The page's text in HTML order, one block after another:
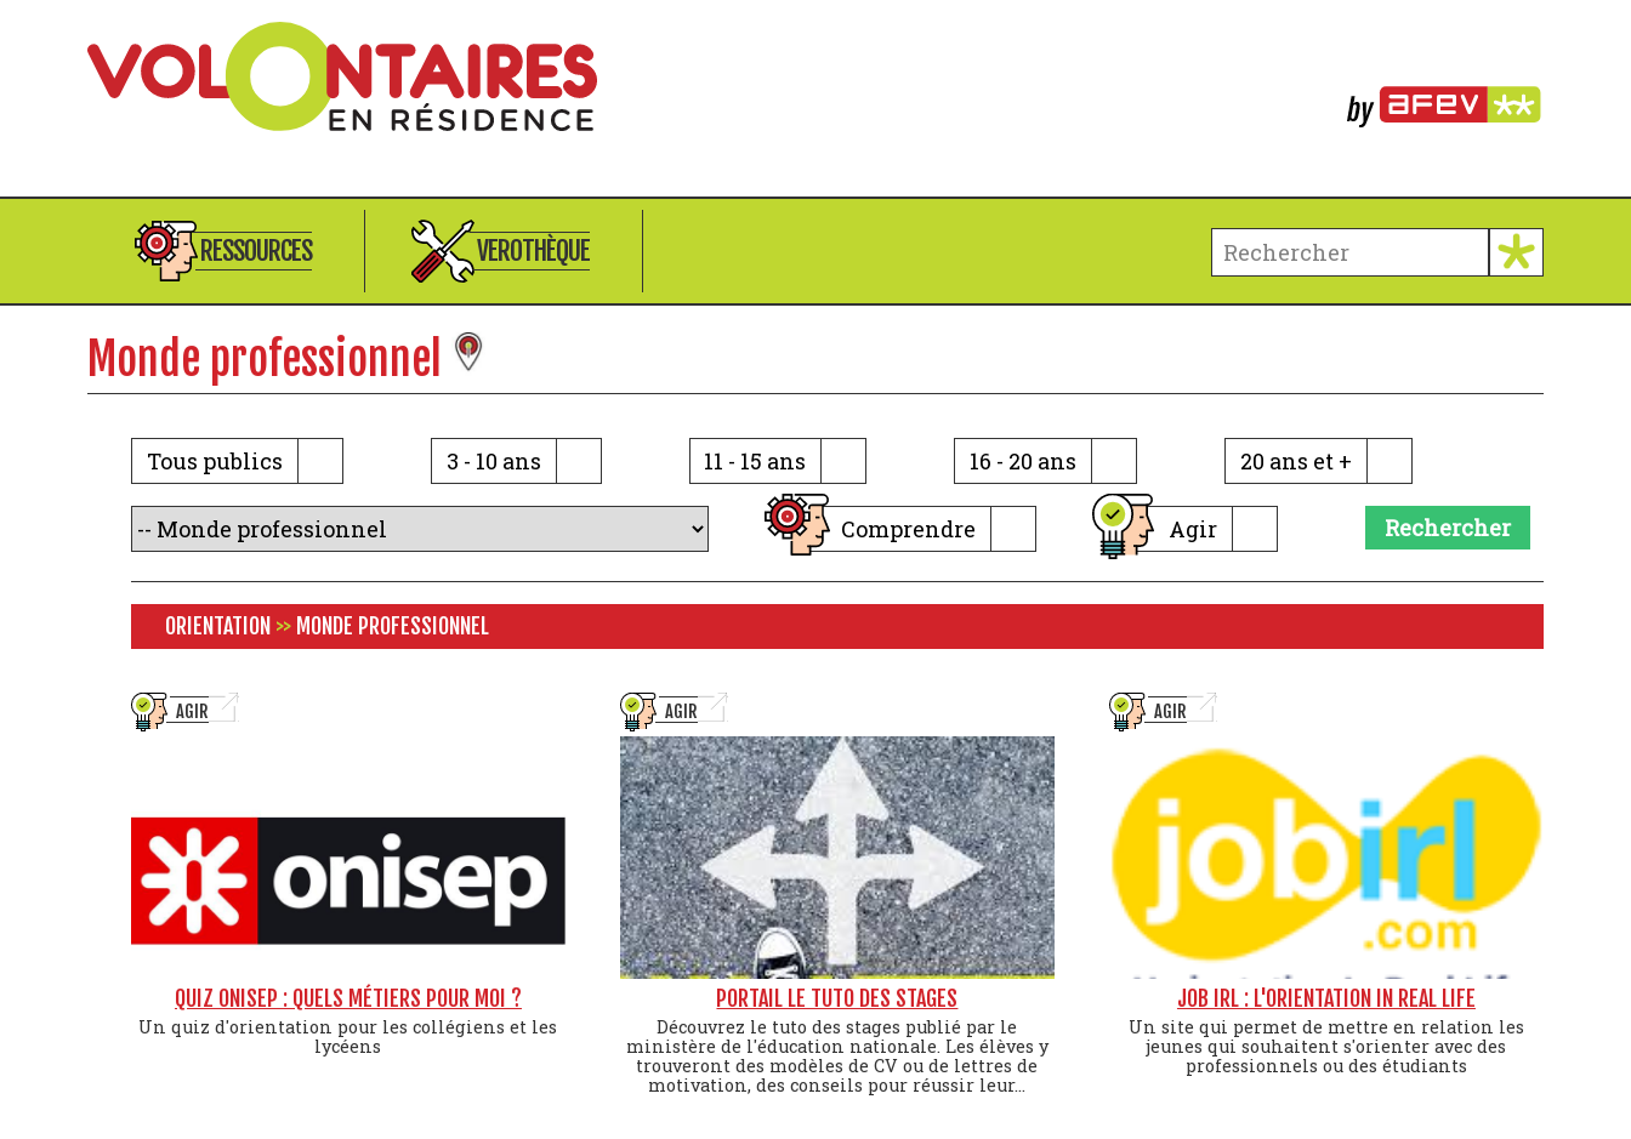
RESSOURCES VEROTHÈQUE
Monde professionnel
Tous publics 3 - 10 ans 11 - 15 ans 16 - 20 ans 20 ans et +
Comprendre Agir Rechercher
ORIENTATION >> MONDE PROFESSIONNEL
AGIR
QUIZ ONISEP : QUELS MÉTIERS POUR MOI ?
Un quiz d'orientation pour les collégiens et les
lycéens
AGIR
PORTAIL LE TUTO DES STAGES
Découvrez le tuto des stages publié par le
ministère de l'éducation nationale. Les élèves y
trouveront des modèles de CV ou de lettres de
motivation, des conseils pour réussir leur...
AGIR
JOB IRL : L'ORIENTATION IN REAL LIFE
Un site qui permet de mettre en relation les
jeunes qui souhaitent s'orienter avec des
professionnels ou des étudiants